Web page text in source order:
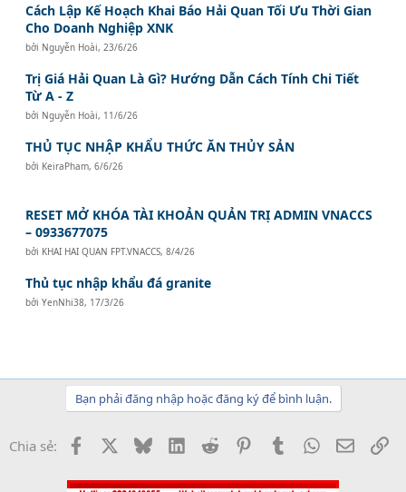
Cách Lập Kế Hoạch Khai Báo Hải Quan Tối Ưu Thời Gian
Cho Doanh Nghiệp XNK
bởi Nguyễn Hoài, 23/6/26
Trị Giá Hải Quan Là Gì? Hướng Dẫn Cách Tính Chi Tiết
Từ A - Z
bởi Nguyễn Hoài, 11/6/26
THỦ TỤC NHẬP KHẨU THỨC ĂN THỦY SẢN
bởi KeiraPham,6/6/26
RESET MỞ KHÓA TÀI KHOẢN QUẢN TRỊ ADMIN VNACCS
– 0933677075
bởi KHAI HAI QUAN FPT.VNACCS,8/4/26
Thủ tục nhập khẩu đá granite
bởiYenNhi38, 17/3/26
Bạn phải đăng nhập hoặc đăng ký để bình luận.
Chia sẻ: Facebook BlueskyLinkedInReddit PinterestTumblrWhatsApp
Email